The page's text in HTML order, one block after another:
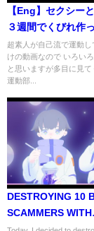
【Eng】セクシー
３週間でくびれ作
せてみたら....【日
日３分の運動法公
超素人が自己流で運動
けの動画なので いろい
と思いますが多目に見
運動部...
DESTROYING 10
SCAMMERS WITH
VeryFun.EXE